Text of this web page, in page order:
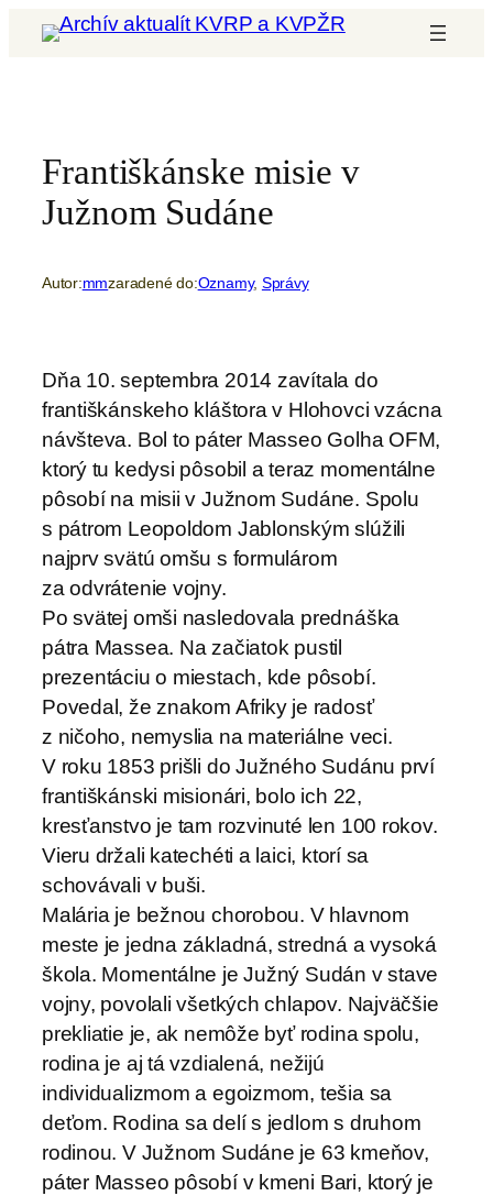
Prejsť
Františkánske misie v
Južnom Sudáne
Autor:mmzaradené do:Oznamy, Správy
Dňa 10. septembra 2014 zavítala do
františkánskeho kláštora v Hlohovci vzácna
návšteva. Bol to páter Masseo Golha OFM,
ktorý tu kedysi pôsobil a teraz momentálne
pôsobí na misii v Južnom Sudáne. Spolu
s pátrom Leopoldom Jablonským slúžili
najprv svätú omšu s formulárom
za odvrátenie vojny.
Po svätej omši nasledovala prednáška
pátra Massea. Na začiatok pustil
prezentáciu o miestach, kde pôsobí.
Povedal, že znakom Afriky je radosť
z ničoho, nemyslia na materiálne veci.
V roku 1853 prišli do Južného Sudánu prví
františkánski misionári, bolo ich 22,
kresťanstvo je tam rozvinuté len 100 rokov.
Vieru držali katechéti a laici, ktorí sa
schovávali v buši.
Malária je bežnou chorobou. V hlavnom
meste je jedna základná, stredná a vysoká
škola. Momentálne je Južný Sudán v stave
vojny, povolali všetkých chlapov. Najväčšie
prekliatie je, ak nemôže byť rodina spolu,
rodina je aj tá vzdialená, nežijú
individualizmom a egoizmom, tešia sa
deťom. Rodina sa delí s jedlom s druhom
rodinou. V Južnom Sudáne je 63 kmeňov,
páter Masseo pôsobí v kmeni Bari, ktorý je